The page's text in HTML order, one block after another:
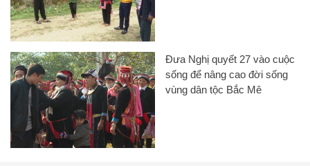
Đưa Nghị quyết 27 vào cuộc
sống để nâng cao đời sống
vùng dân tộc Bắc Mê